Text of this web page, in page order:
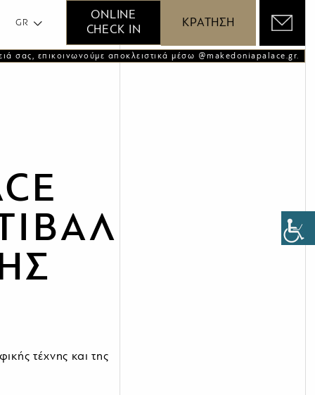
GR
ONLINE
CHECK IN
ΚΡΑΤΗΣΗ
σας, επικοινωνούμε αποκλειστικά μέσω @makedoniapalace.gr.
τέχνης και της